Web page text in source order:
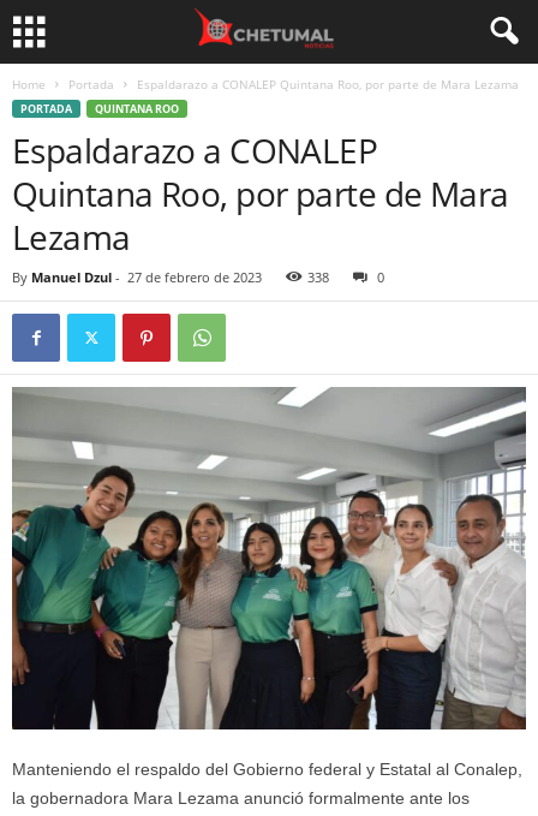
Home Portada Espaldarazo a CONALEP Quintana Roo, por parte de Mara Lezama
PORTADA QUINTANA ROO
Espaldarazo a CONALEP
Quintana Roo, por parte de Mara
Lezama
By Manuel Dzul - 27 de febrero de 2023 338 0
Manteniendo el respaldo del Gobierno federal y Estatal al Conalep,
la gobernadora Mara Lezama anunció formalmente ante los